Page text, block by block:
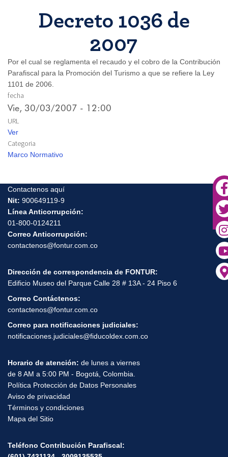
Decreto 1036 de
2007
Por el cual se reglamenta el recaudo y el cobro de la Contribución
Parafiscal para la Promoción del Turismo a que se refiere la Ley
1101 de 2006.
fecha
Vie, 30/03/2007 - 12:00
URL
Ver
Categoria
Marco Normativo
Contactenos aquí
Nit: 900649119-9
Línea Anticorrupción:
01-800-0124211
Correo Anticorrupción:
contactenos@fontur.com.co
Dirección de correspondencia de FONTUR:
Edificio Museo del Parque Calle 28 # 13A - 24 Piso 6
Correo Contáctenos:
contactenos@fontur.com.co
Correo para notificaciones judiciales:
notificaciones.judiciales@fiducoldex.com.co
Horario de atención: de lunes a viernes
de 8 AM a 5:00 PM - Bogotá, Colombia.
Política Protección de Datos Personales
Aviso de privacidad
Términos y condiciones
Mapa del Sitio
Teléfono Contribución Parafiscal: